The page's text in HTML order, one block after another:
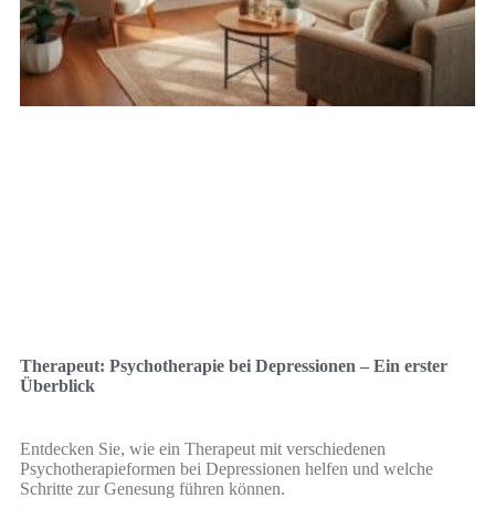
Therapeut: Psychotherapie bei Depressionen – Ein erster
Überblick
Entdecken Sie, wie ein Therapeut mit verschiedenen
Psychotherapieformen bei Depressionen helfen und welche
Schritte zur Genesung führen können.